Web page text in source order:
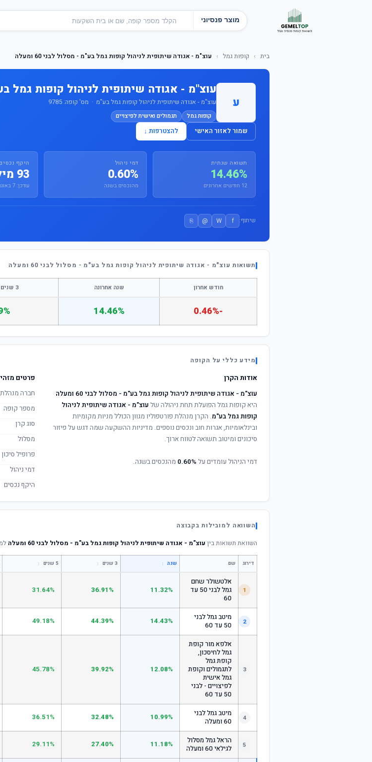
מוצר פנסיוני
בית › קופות גמל › עוצ"מ - אגודה שיתופית לניהול קופות גמל בע"מ - מסלול לבני 60 ומעלה
ע
עוצ"מ - אגודה שיתופית לניהול קופות גמל בע"מ -
עוצ"מ - אגודה שיתופית לניהול קופות גמל בע"מ · מס' קופה: 9785
קופות גמל תגמולים ואישית לפיצויים
שמור לאזור האישי להצטרפות ↓
תשואה שנתית
14.46%
12 חודשים אחרונים
דמי ניהול
0.60%
מהנכסים בשנה
היקף נכסים
93 מיליון ₪
עודכן: 7 באוגוסט 2026
שיתוף: f
W
@
⎘
תשואות עוצ"מ - אגודה שיתופית לניהול קופות גמל בע"מ - מסלול לבני 60 ומעלה
חודש אחרון שנה אחרונה 3 שנים (שנתי)
-0.46%
14.46%
מידע כללי על הקופה
אודות הקרן
עוצ"מ - אגודה שיתופית לניהול קופות גמל בע"מ - מסלול לבני 60 ומעלה
היא קופות גמל הפועלת תחת ניהולה של עוצ"מ - אגודה שיתופית לניהול
קופות גמל בע"מ. הקרן מנהלת פורטפוליו מגוון הכולל מניות מקומיות
ובינלאומיות, אגרות חוב ונכסים נוספים. מדיניות ההשקעה שמה דגש על פיזור
סיכונים ומיטוב תשואה לטווח ארוך.
דמי הניהול עומדים על 0.60% מהנכסים בשנה.
פרטים
חברה מנהלת
מספר קופה
סוג קרן
מסלול
פרופיל סיכון
דמי ניהול
היקף נכסים
השוואה למובילות בקבוצה
השוואת תשואות בין עוצ"מ - אגודה שיתופית לניהול קופות גמל בע"מ - מסלול לבני 60 ומעלה
דירוג שם שנה ↕ 3 שנים ↕ 5 שנים ↕
1
אלטשולר שחם
גמל לבני 50 עד
60
11.32%
36.91%
31.64%
2
מיטב גמל לבני
50 עד 60
14.43%
44.39%
49.18%
3
אלפא מור קופת
גמל לחיסכון,
קופת גמל
לתגמולים וקופת
גמל אישית
לפיצויים - לבני
50 עד 60
12.08%
39.92%
45.78%
4
מיטב גמל לבני
60 ומעלה
10.99%
32.48%
36.51%
5
הראל גמל מסלול
לגילאי 60 ומעלה
11.18%
27.40%
29.11%